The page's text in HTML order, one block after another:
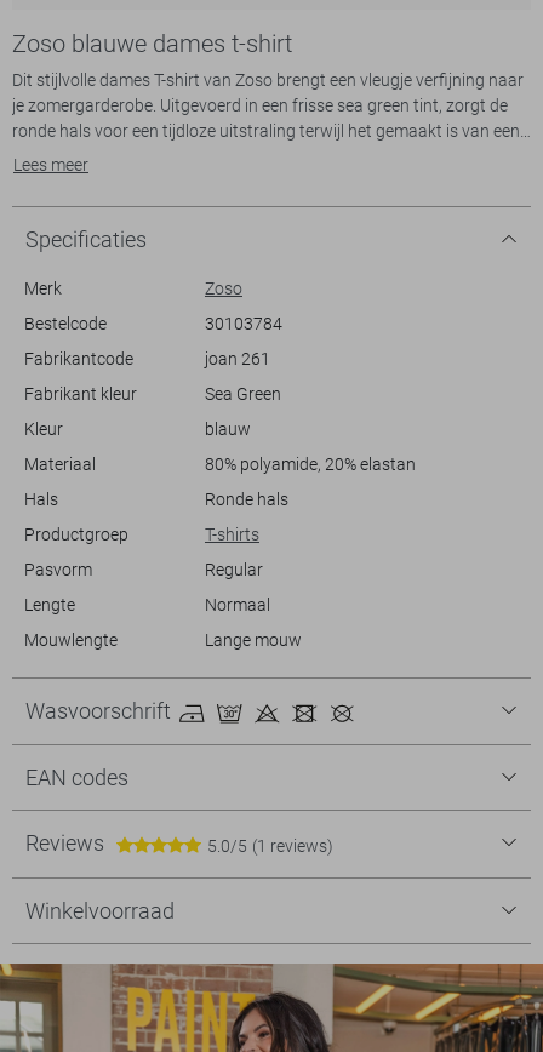
Zoso blauwe dames t-shirt
Dit stijlvolle dames T-shirt van Zoso brengt een vleugje verfijning naar
je zomergarderobe. Uitgevoerd in een frisse sea green tint, zorgt de
ronde hals voor een tijdloze uitstraling terwijl het gemaakt is van een
hoogwaardige mix van 80% polyamide en 20% elastan, die zowel
mouwen is dit T-shirt een ideale keuze voor casual settings, of je nu
een ontspannen weekend voor de boeg hebt of een informele
lunchafspraak.
je eenvoudig een flatterende silhouette die zich aanpast aan jouw stijl.
Combineer het met een lichte jeans voor een ongedwongen look, of
kies voor een elegante rok om de veelzijdigheid van dit kledingstuk te
een stijlvolle en veelzijdige optie voor diverse gelegenheden.
Lees meer
Specificaties
Merk
Zoso
Bestelcode
30103784
Fabrikantcode
joan 261
Fabrikant kleur
Sea Green
Kleur
blauw
Materiaal
80% polyamide, 20% elastan
Hals
Ronde hals
Productgroep
T-shirts
Pasvorm
Regular
Lengte
Normaal
Mouwlengte
Lange mouw
Wasvoorschrift
EAN codes
Reviews 5.0/5 (1 reviews)
Winkelvoorraad